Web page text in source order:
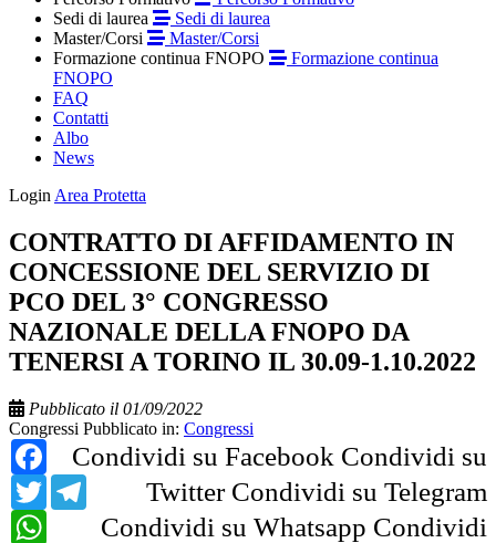
Sedi di laurea
Sedi di laurea
Master/Corsi
Master/Corsi
Formazione continua FNOPO
Formazione continua
FNOPO
FAQ
Contatti
Albo
News
Login Area Protetta
CONTRATTO DI AFFIDAMENTO IN
CONCESSIONE DEL SERVIZIO DI
PCO DEL 3° CONGRESSO
NAZIONALE DELLA FNOPO DA
TENERSI A TORINO IL 30.09-1.10.2022
Pubblicato il 01/09/2022
Congressi Pubblicato in: Congressi
Condividi su Facebook
Facebook
Condividi su
Twitter
Twitter Condividi su Telegram
Telegram
Condividi su Whatsapp
WhatsApp
Condividi